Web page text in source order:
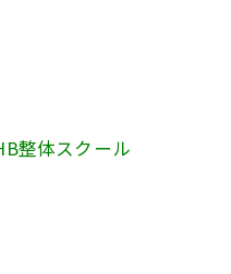
整体スクール